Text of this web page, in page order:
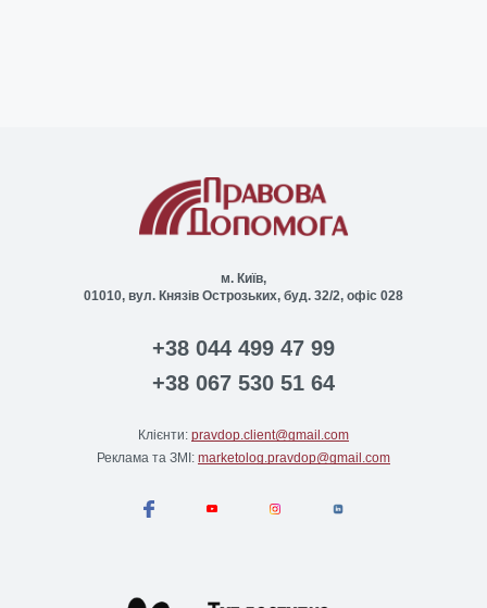
м. Київ,
01010, вул. Князів Острозьких, буд. 32/2, офіс 028
+38 044 499 47 99
+38 067 530 51 64
Клієнти: pravdop.client@gmail.com
Реклама та ЗМІ: marketolog.pravdop@gmail.com